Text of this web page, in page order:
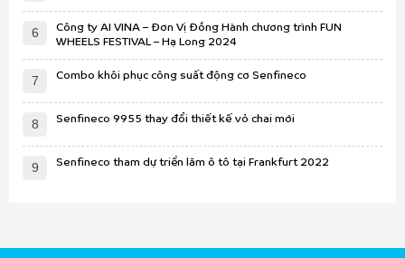
6
Công ty AI VINA – Đơn Vị Đồng Hành chương trình FUN
WHEELS FESTIVAL – Hạ Long 2024
7 Combo khôi phục công suất động cơ Senfineco
8 Senfineco 9955 thay đổi thiết kế vỏ chai mới
9 Senfineco tham dự triển lãm ô tô tại Frankfurt 2022